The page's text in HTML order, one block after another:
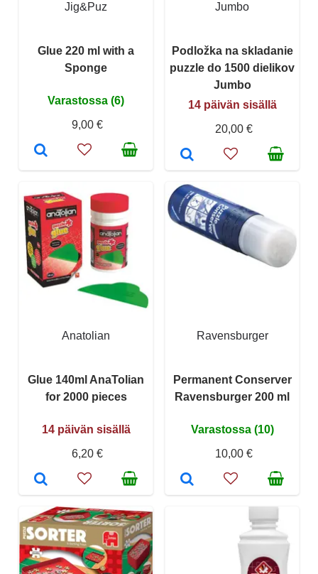
Jig&Puz
Glue 220 ml with a
Sponge
Varastossa (6)
9,00 €
Jumbo
Podložka na skladanie
puzzle do 1500 dielikov
Jumbo
14 päivän sisällä
20,00 €
Anatolian
Glue 140ml AnaTolian
for 2000 pieces
14 päivän sisällä
6,20 €
Ravensburger
Permanent Conserver
Ravensburger 200 ml
Varastossa (10)
10,00 €